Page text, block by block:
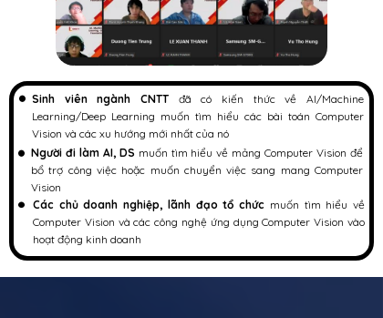
Người đi làm AI, DS muốn tìm hiểu về mảng Computer Vision để
bổ trợ công việc hoặc muốn chuyển việc sang mang Computer
Vision
Sinh viên ngành CNTT đã có kiến thức về AI/Machine
Learning/Deep Learning muốn tìm hiểu các bài toán Computer
Vision và các xu hướng mới nhất của nó
Các chủ doanh nghiệp, lãnh đạo tổ chức muốn tìm hiểu về
Computer Vision và các công nghệ ứng dụng Computer Vision vào
hoạt động kinh doanh